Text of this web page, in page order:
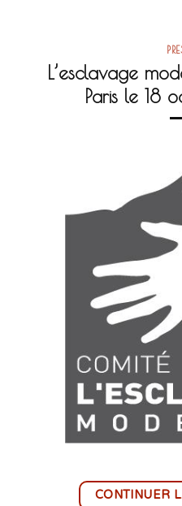
L’esclavage
Paris le 18
CONTINUER